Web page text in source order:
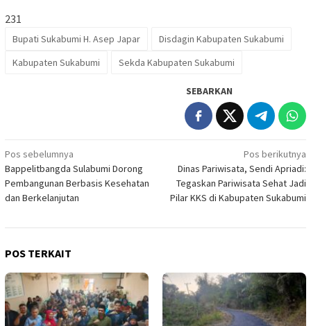
231
Bupati Sukabumi H. Asep Japar
Disdagin Kabupaten Sukabumi
Kabupaten Sukabumi
Sekda Kabupaten Sukabumi
SEBARKAN
Navigasi
pos
Pos sebelumnya
Bappelitbangda Sulabumi Dorong
Pembangunan Berbasis Kesehatan
dan Berkelanjutan
Pos berikutnya
Dinas Pariwisata, Sendi Apriadi:
Tegaskan Pariwisata Sehat Jadi
Pilar KKS di Kabupaten Sukabumi
POS TERKAIT